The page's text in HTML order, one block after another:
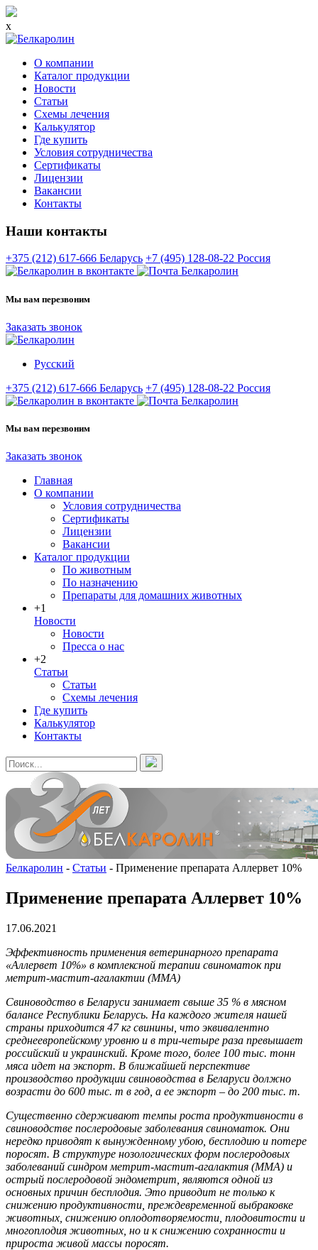
x
О компании
Каталог продукции
Новости
Статьи
Схемы лечения
Калькулятор
Где купить
Условия сотрудничества
Сертификаты
Лицензии
Вакансии
Контакты
Наши контакты
+375 (212) 617-666 Беларусь +7 (495) 128-08-22 Россия
Мы вам перезвоним
Заказать звонок
Русский
+375 (212) 617-666 Беларусь +7 (495) 128-08-22 Россия
Мы вам перезвоним
Заказать звонок
Главная
О компании
Условия сотрудничества
Сертификаты
Лицензии
Вакансии
Каталог продукции
По животным
По назначению
Препараты для домашних животных
+1
Новости
Новости
Пресса о нас
+2
Статьи
Статьи
Схемы лечения
Где купить
Калькулятор
Контакты
Белкаролин - Статьи - Применение препарата Аллервет 10%
Применение препарата Аллервет 10%
17.06.2021
Эффективность применения ветеринарного препарата
«Аллервет 10%» в комплексной терапии свиноматок при
метрит-мастит-агалактии (ММА)
Свиноводство в Беларуси занимает свыше 35 % в мясном
балансе Республики Беларусь. На каждого жителя нашей
страны приходится 47 кг свинины, что эквивалентно
среднеевропейскому уровню и в три-четыре раза превышает
российский и украинский. Кроме того, более 100 тыс. тонн
мяса идет на экспорт. В ближайшей перспективе
производство продукции свиноводства в Беларуси должно
возрасти до 600 тыс. т в год, а ее экспорт – до 200 тыс. т.
Существенно сдерживают темпы роста продуктивности в
свиноводстве послеродовые заболевания свиноматок. Они
нередко приводят к вынужденному убою, бесплодию и потере
поросят. В структуре нозологических форм послеродовых
заболеваний синдром метрит-мастит-агалактия (ММА) и
острый послеродовой эндометрит, являются одной из
основных причин бесплодия. Это приводит не только к
снижению продуктивности, преждевременной выбраковке
животных, снижению оплодотворяемости, плодовитости и
многоплодия животных, но и к снижению сохранности и
прироста живой массы поросят.